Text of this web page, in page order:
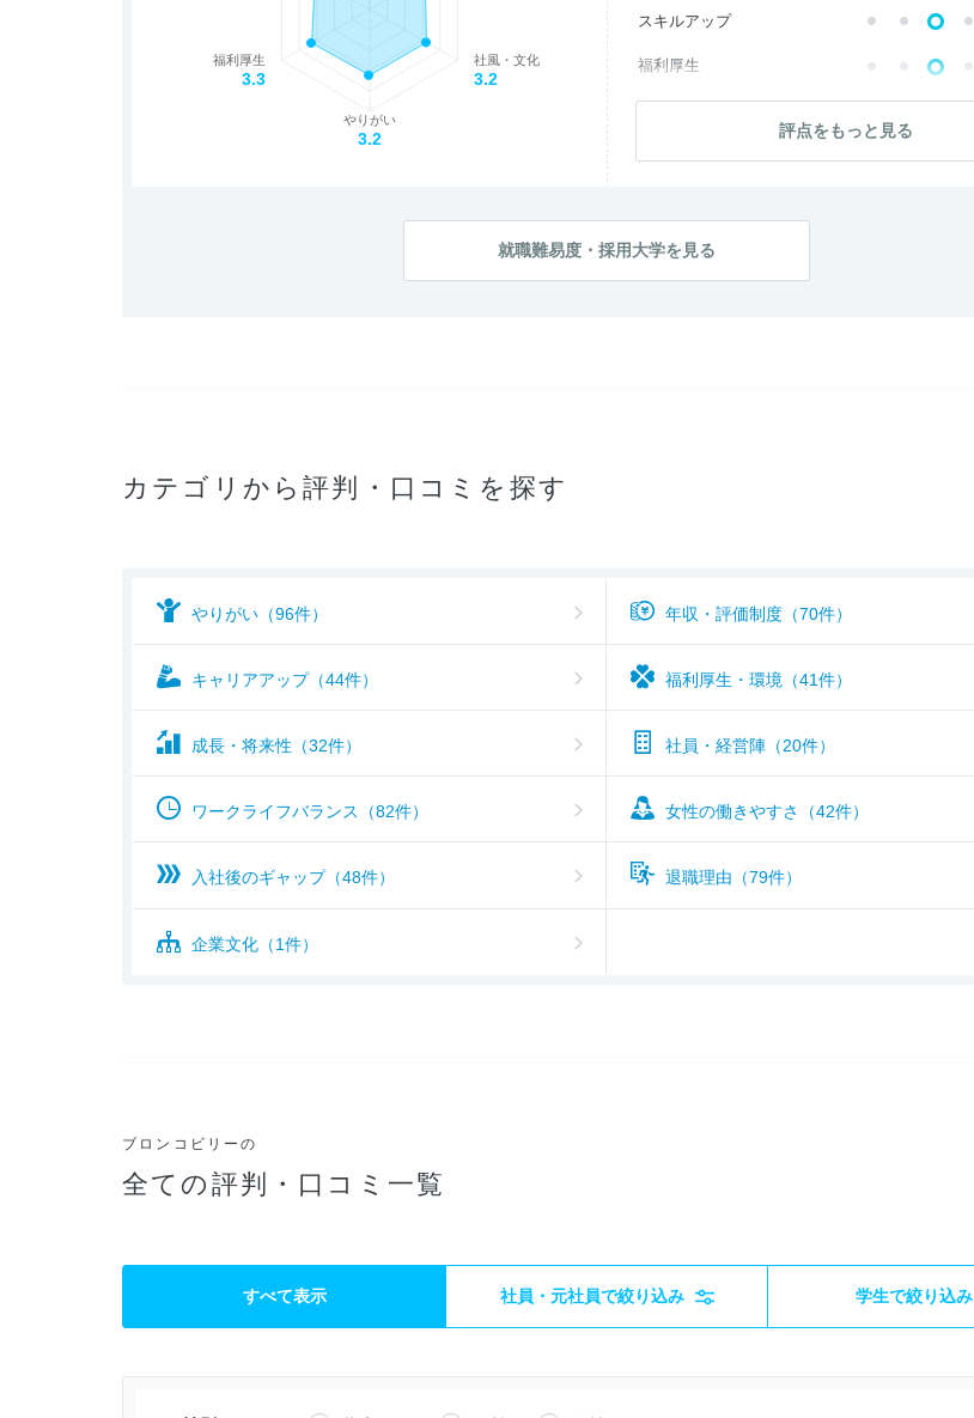
評点をもっと見る
社風・文化
3.2
やりがい
3.2
福利厚生
3.3
スキルアップ
福利厚生
社員・管理職
社風・文化
就職難易度・採用大学を見る
カテゴリから評判・口コミを探す
やりがい（96件） 年収・評価制度（70件）
キャリアアップ（44件） 福利厚生・環境（41件）
成長・将来性（32件） 社員・経営陣（20件）
ワークライフバランス（82件） 女性の働きやすさ（42件）
入社後のギャップ（48件） 退職理由（79件）
企業文化（1件）
ブロンコビリーの
全ての評判・口コミ一覧
すべて表示 社員・元社員で絞り込み 学生で絞り込み